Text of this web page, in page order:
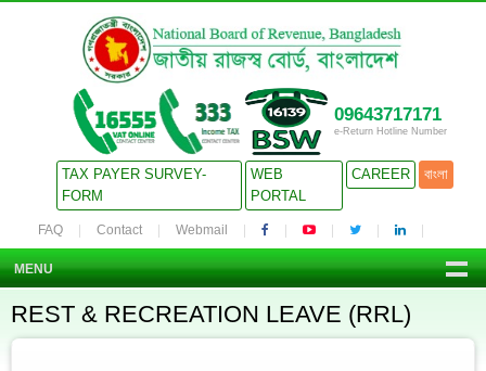
09643717171
e-Return Hotline Number
TAX PAYER SURVEY-
FORM
WEB
PORTAL
CAREER বাংলা
FAQ Contact Webmail
MENU
REST & RECREATION LEAVE (RRL)